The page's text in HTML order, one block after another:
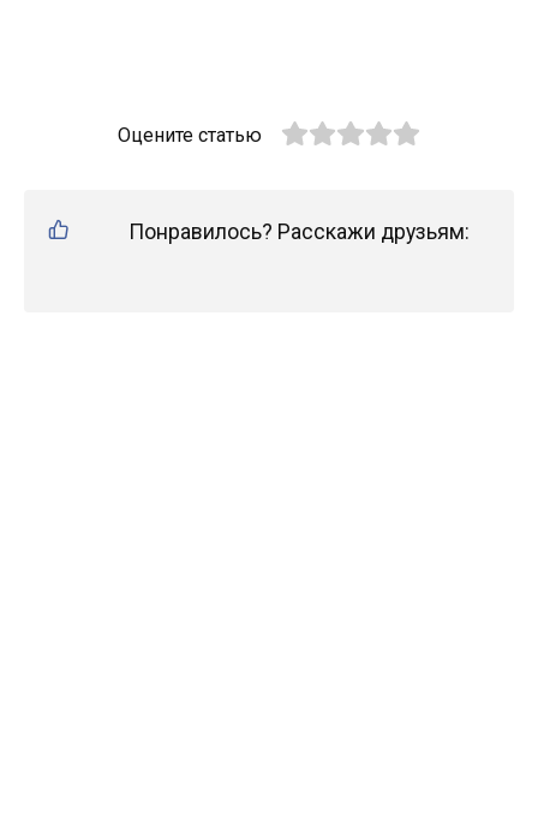
Оцените статью
Понравилось? Расскажи друзьям: